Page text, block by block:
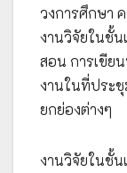
วงการศึกษา
งานวิจัยในชั้
สอน การเขีย
งานในที่ประชุ
ยกย่องต่างๆ
งานวิจัยในชั้น